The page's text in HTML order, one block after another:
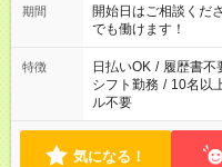
合わせ週40時間超の
週20時間以上勤務は
派遣法（日雇い派遣
業はご案内が難しい
期間
開始日はご相談く
でも働けます！
特徴 日払いOK / 履歴書不
シフト勤務 / 10名以
ル不要
気になる！